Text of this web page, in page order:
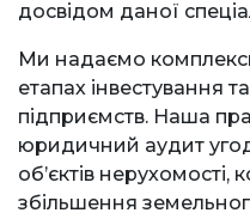
досвідом даної
Ми надаємо
етапах інвестування
підприємств. Наша
юридичний аудит
об’єктів нерухомості,
збільшення